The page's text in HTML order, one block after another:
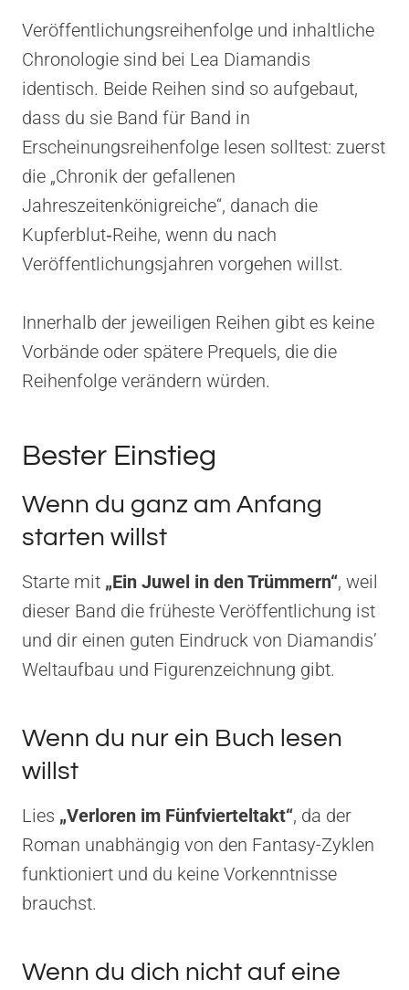
Veröffentlichungsreihenfolge und inhaltliche
Chronologie sind bei Lea Diamandis
identisch. Beide Reihen sind so aufgebaut,
dass du sie Band für Band in
Erscheinungsreihenfolge lesen solltest: zuerst
die „Chronik der gefallenen
Jahreszeitenkönigreiche“, danach die
Kupferblut‑Reihe, wenn du nach
Veröffentlichungsjahren vorgehen willst.
Innerhalb der jeweiligen Reihen gibt es keine
Vorbände oder spätere Prequels, die die
Reihenfolge verändern würden.
Bester Einstieg
Wenn du ganz am Anfang
starten willst
Starte mit „Ein Juwel in den Trümmern“, weil
dieser Band die früheste Veröffentlichung ist
und dir einen guten Eindruck von Diamandis’
Weltaufbau und Figurenzeichnung gibt.
Wenn du nur ein Buch lesen
willst
Lies „Verloren im Fünfvierteltakt“, da der
Roman unabhängig von den Fantasy-Zyklen
funktioniert und du keine Vorkenntnisse
brauchst.
Wenn du dich nicht auf eine